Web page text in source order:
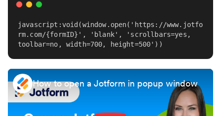
javascript:void(window.open('https://www.jotfo
rm.com/{formID}', 'blank', 'scrollbars=yes,
toolbar=no, width=700, height=500'))
How to open a Jotform in popup window